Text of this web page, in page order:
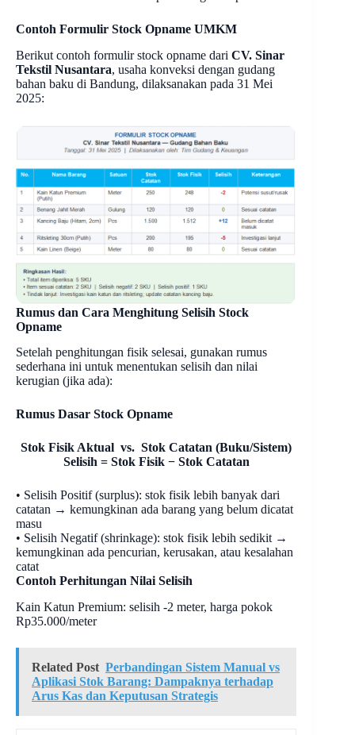
Contoh Formulir Stock Opname UMKM
Berikut contoh formulir stock opname dari CV. Sinar
Tekstil Nusantara, usaha konveksi dengan gudang
bahan baku di Bandung, dilaksanakan pada 31 Mei
2025:
Rumus dan Cara Menghitung Selisih Stock
Opname
Setelah penghitungan fisik selesai, gunakan rumus
sederhana ini untuk menentukan selisih dan nilai
kerugian (jika ada):
Rumus Dasar Stock Opname
Stok Fisik Aktual vs. Stok Catatan (Buku/Sistem)
Selisih = Stok Fisik − Stok Catatan
• Selisih Positif (surplus): stok fisik lebih banyak dari
catatan → kemungkinan ada barang yang belum dicatat
masu
• Selisih Negatif (shrinkage): stok fisik lebih sedikit →
kemungkinan ada pencurian, kerusakan, atau kesalahan
catat
Contoh Perhitungan Nilai Selisih
Kain Katun Premium: selisih -2 meter, harga pokok
Rp35.000/meter
Related Post Perbandingan Sistem Manual vs
Aplikasi Stok Barang: Dampaknya terhadap
Arus Kas dan Keputusan Strategis